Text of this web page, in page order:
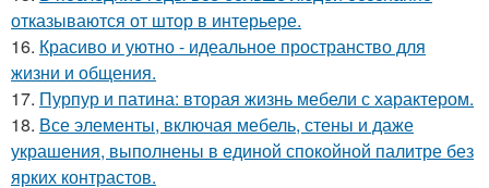
отказываются от штор в интерьере.
16. Красиво и уютно - идеальное пространство для
жизни и общения.
17. Пурпур и патина: вторая жизнь мебели с характером.
18. Все элементы, включая мебель, стены и даже
украшения, выполнены в единой спокойной палитре без
ярких контрастов.